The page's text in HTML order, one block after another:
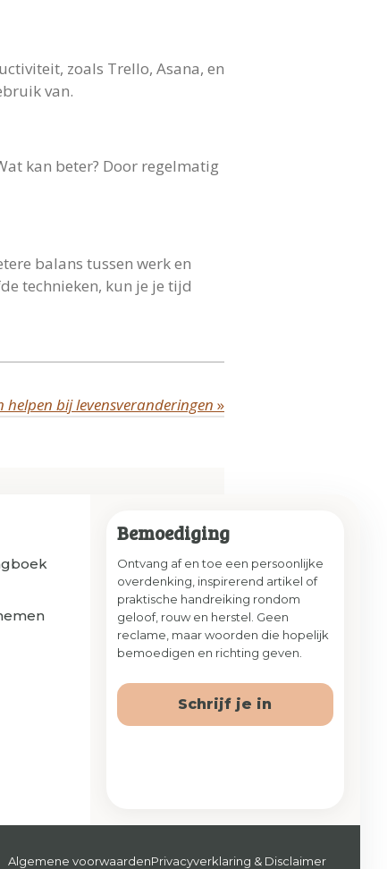
zoals Trello, Asana, en
van.
kan beter? Door regelmatig
balans tussen werk en
technieken, kun je je tijd
helpen bij levensveranderingen »
Bemoediging
Ontvang af en toe een persoonlijke
overdenking, inspirerend artikel of
praktische handreiking rondom
geloof, rouw en herstel. Geen
reclame, maar woorden die hopelijk
bemoedigen en richting geven.
Schrijf je in
Algemene voorwaardenPrivacyverklaring & Disclaimer